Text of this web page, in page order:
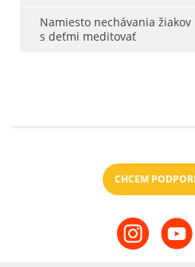
Namiesto nechávania
s deťmi meditovať
CHCEM